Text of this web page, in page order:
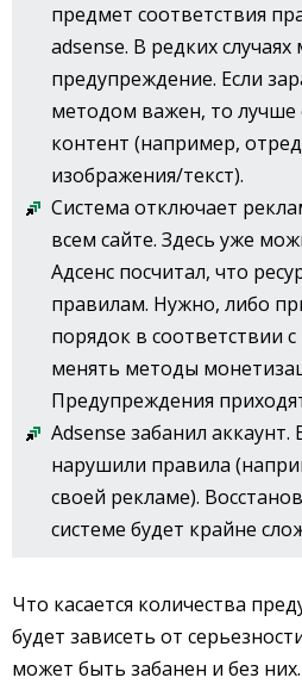
предмет соответствия
adsense. В редких
предупреждение. Если
методом важен, то лучше
контент (например,
изображения/текст).
Система отключает
всем сайте. Здесь уже
Адсенс посчитал, что
правилам. Нужно, либо
порядок в соответствии
менять методы
Предупреждения
Adsense забанил аккаунт.
нарушили правила
своей рекламе).
системе будет крайне
Что касается количества
будет зависеть от
может быть забанен и без